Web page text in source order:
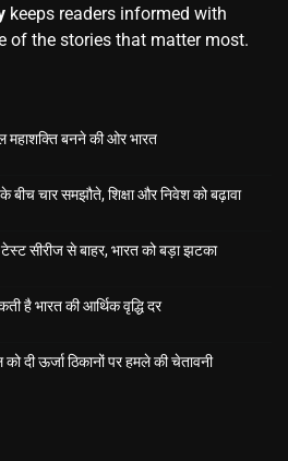
keeps readers informed with
of the stories that matter most.
महाशक्ति बनने की ओर भारत
चार समझौते, शिक्षा और निवेश को बढ़ावा
सीरीज से बाहर, भारत को बड़ा झटका
है भारत की आर्थिक वृद्धि दर
दी ऊर्जा ठिकानों पर हमले की चेतावनी